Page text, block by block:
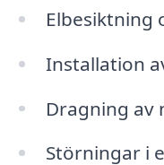
Elbesiktning
Installation
Dragning av
Störningar i